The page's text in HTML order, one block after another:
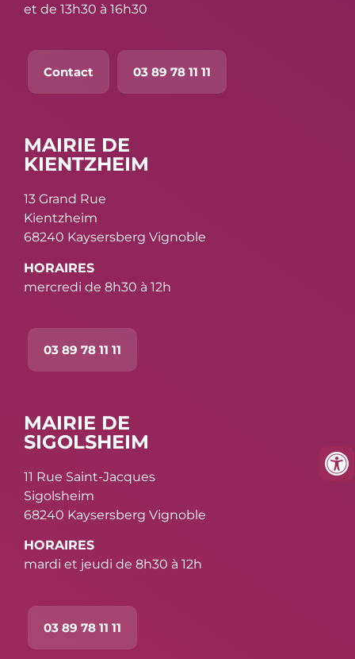
et de 13h30 à 16h30
Contact 03 89 78 11 11
MAIRIE DE
KIENTZHEIM
13 Grand Rue
Kientzheim
68240 Kaysersberg Vignoble
HORAIRES
mercredi de 8h30 à 12h
03 89 78 11 11
MAIRIE DE
SIGOLSHEIM
11 Rue Saint-Jacques
Sigolsheim
68240 Kaysersberg Vignoble
HORAIRES
mardi et jeudi de 8h30 à 12h
03 89 78 11 11